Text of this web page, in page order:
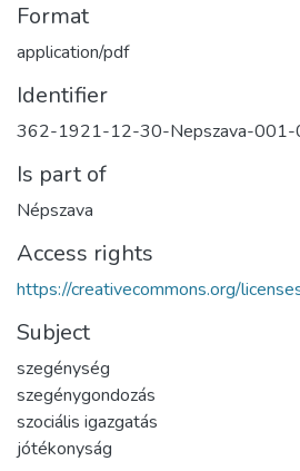
Format
application/pdf
Identifier
362-1921-12-30-Nepszava-
Is part of
Népszava
Access rights
https://creativecommons.org/
Subject
szegénység
szegénygondozás
szociális igazgatás
jótékonyság